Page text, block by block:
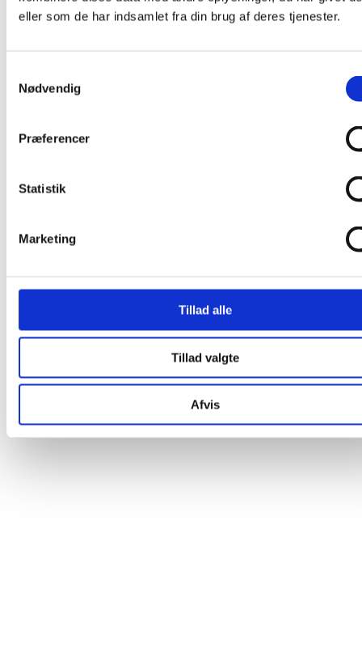
eller som de har indsamlet fra din brug af deres tjenester.
Nødvendig
Præferencer
Statistik
Marketing
Tillad alle
Tillad valgte
Afvis
Sanser
Mund
De 5 elementer i Feng Shui
Metal
Insekter